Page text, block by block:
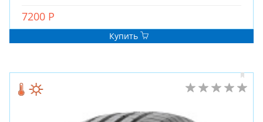
7200 Р
Купить